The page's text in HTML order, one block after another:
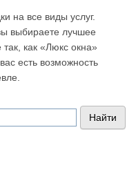
на все виды услуг.
выбираете лучшее
как «Люкс окна»
есть возможность